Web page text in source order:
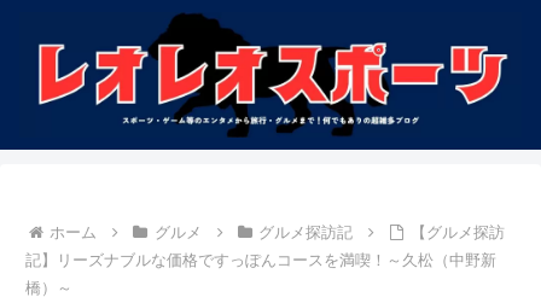
ホーム グルメ グルメ探訪記
【グルメ探訪
記】リーズナブルな価格ですっぽんコースを満喫！～久松（中野新
橋）～